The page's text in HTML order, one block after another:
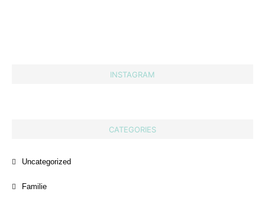
INSTAGRAM
CATEGORIES
Uncategorized
Familie